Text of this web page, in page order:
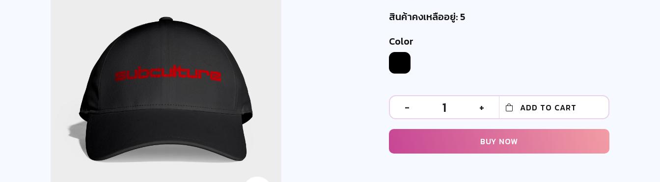
สินค้าคงเหลืออยู่: 5
Color
- 1 + ADD TO CART
BUY NOW